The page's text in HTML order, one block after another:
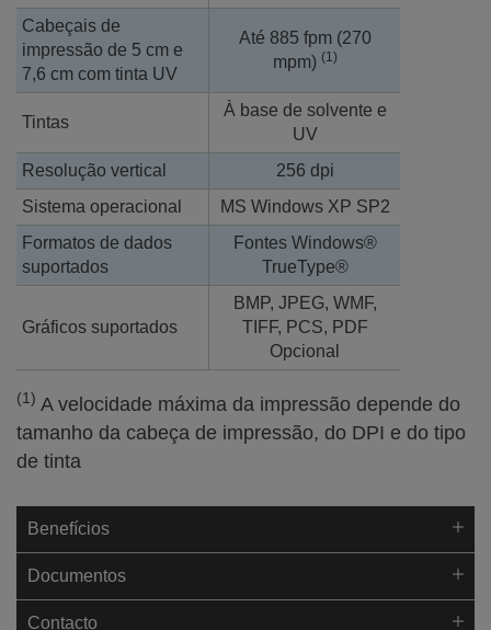
Cabeçais de
impressão de 5 cm e
7,6 cm com tinta UV
Até 885 fpm (270
mpm) (1)
Tintas
À base de solvente e
UV
Resolução vertical
256 dpi
Sistema operacional
MS Windows XP SP2
Formatos de dados
suportados
Fontes Windows®
TrueType®
Gráficos suportados
BMP, JPEG, WMF,
TIFF, PCS, PDF
Opcional
(1) A velocidade máxima da impressão depende do
tamanho da cabeça de impressão, do DPI e do tipo
de tinta
Benefícios
Documentos
Contacto